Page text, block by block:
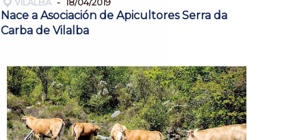
VILALBA 18/04/2019
Nace a Asociación de Apicultores Serra da
Carba de Vilalba